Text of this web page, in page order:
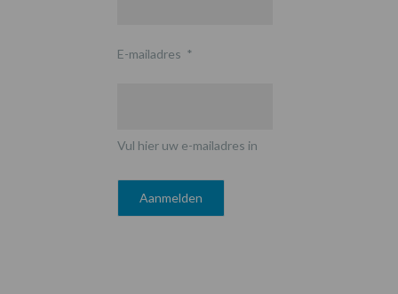
E-mailadres *
Vul hier uw e-mailadres in